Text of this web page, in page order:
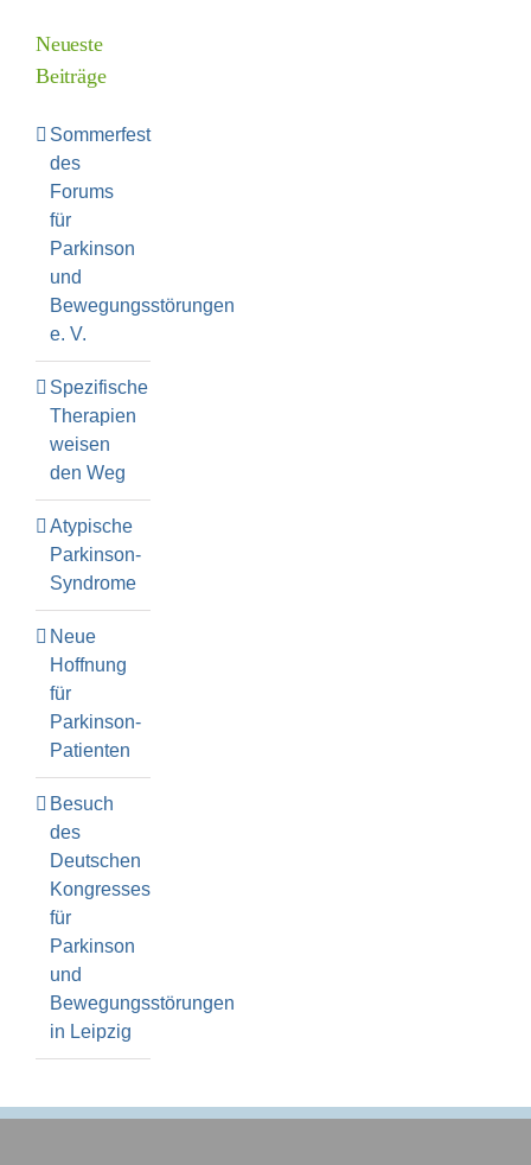
Neueste
Beiträge
Sommerfest
des
Forums
für
Parkinson
und
Bewegungsstörungen
e. V.
Spezifische
Therapien
weisen
den Weg
Atypische
Parkinson-
Syndrome
Neue
Hoffnung
für
Parkinson-
Patienten
Besuch
des
Deutschen
Kongresses
für
Parkinson
und
Bewegungsstörungen
in Leipzig